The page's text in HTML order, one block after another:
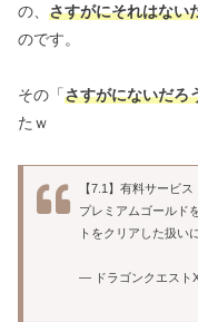
の、 さすがにそれはない
のです。
その「さすがにないだろ
たｗ
【7.1】有料サービ
プレミアムゴールド
トをクリアした扱い
— ドラゴンクエスト